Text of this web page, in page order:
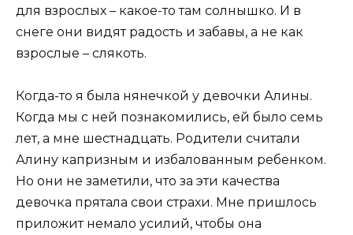
для взрослых – какое-то там солнышко. И в
снеге они видят радость и забавы, а не как
взрослые – слякоть.
Когда-то я была нянечкой у девочки Алины.
Когда мы с ней познакомились, ей было семь
лет, а мне шестнадцать. Родители считали
Алину капризным и избалованным ребенком.
Но они не заметили, что за эти качества
девочка прятала свои страхи. Мне пришлось
приложит немало усилий, чтобы она